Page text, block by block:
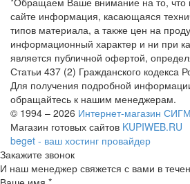
сайте информация, касающаяся
типов материала, а также цен на
информационный характер и ни при
является публичной офертой,
Статьи 437 (2) Гражданского кодекса
Для получения подробной
обращайтесь к нашим менеджерам.
© 1994 – 2026 Интернет-магазин
Магазин готовых сайтов KUPIWEB.RU
beget - ваш хостинг провайдер
Закажите звонок
И наш менеджер свяжется с вами в